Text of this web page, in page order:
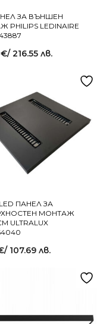
ЗА ВЪНШЕН
PHILIPS LEDINAIRE
€/ 216.55 лв.
ПАНЕЛ ЗА
МОНТАЖ
ULTRALUX
/ 107.69 лв.